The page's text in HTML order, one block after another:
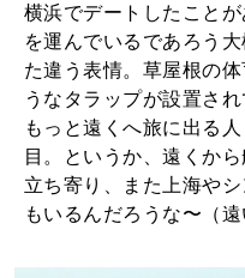
横浜でデートしたこと
を運んでいるであろう
た違う表情。草屋根の
うなタラップが設置さ
もっと遠くへ旅に出る
目。というか、遠くか
立ち寄り、また上海や
もいるんだろうな〜（遠